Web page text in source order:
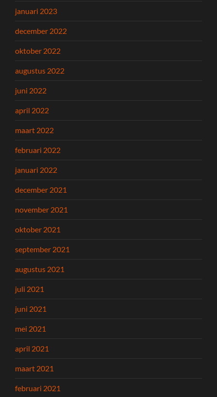
januari 2023
december 2022
oktober 2022
augustus 2022
juni 2022
april 2022
maart 2022
februari 2022
januari 2022
december 2021
november 2021
oktober 2021
september 2021
augustus 2021
juli 2021
juni 2021
mei 2021
april 2021
maart 2021
februari 2021